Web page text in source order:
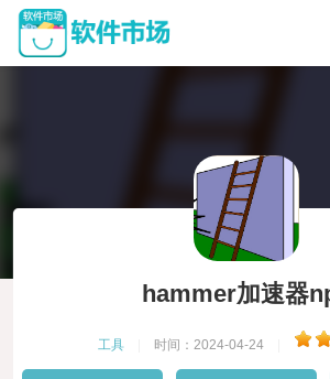
hammer加速器
工具 时间：2024-04-24